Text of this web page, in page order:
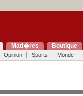
Mati�res Boutique
Opinion Sports Monde